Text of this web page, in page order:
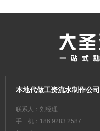
本地代做工资流水制作公司
联系人：刘经理
手 机：186 9283 2587